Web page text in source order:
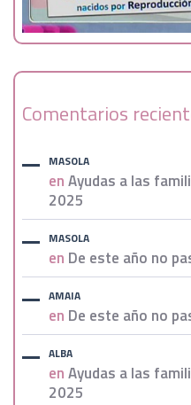
Comentarios
MASOLA
enAyudas a las
2025
MASOLA
en De este año no
AMAIA
en De este año no
ALBA
enAyudas a las
2025